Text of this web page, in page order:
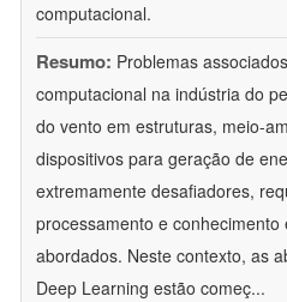
computacional.
Resumo: Problemas
computacional na indústria do
do vento em estruturas, meio-
dispositivos para geração de
extremamente desafiadores,
processamento e
abordados. Neste contexto, as
Deep Learning estão começ...